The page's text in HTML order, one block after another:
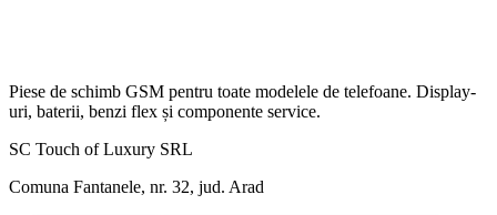
Piese de schimb GSM pentru toate modelele de telefoane. Display-
uri, baterii, benzi flex și componente service.
SC Touch of Luxury SRL
Comuna Fantanele, nr. 32, jud. Arad